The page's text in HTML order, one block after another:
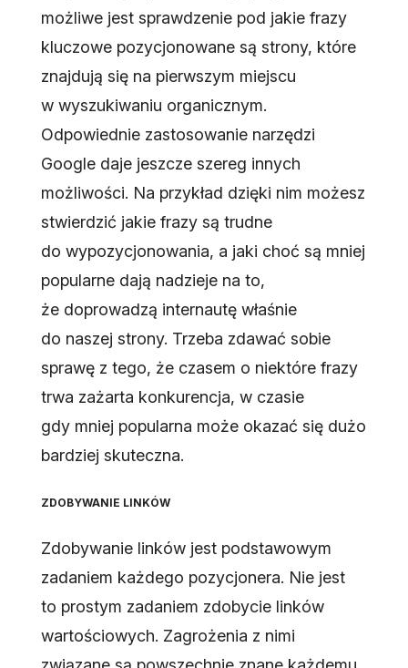
możliwe jest sprawdzenie pod jakie frazy
kluczowe pozycjonowane są strony, które
znajdują się na pierwszym miejscu
w wyszukiwaniu organicznym.
Odpowiednie zastosowanie narzędzi
Google daje jeszcze szereg innych
możliwości. Na przykład dzięki nim możesz
stwierdzić jakie frazy są trudne
do wypozycjonowania, a jaki choć są mniej
popularne dają nadzieje na to,
że doprowadzą internautę właśnie
do naszej strony. Trzeba zdawać sobie
sprawę z tego, że czasem o niektóre frazy
trwa zażarta konkurencja, w czasie
gdy mniej popularna może okazać się dużo
bardziej skuteczna.
ZDOBYWANIE LINKÓW
Zdobywanie linków jest podstawowym
zadaniem każdego pozycjonera. Nie jest
to prostym zadaniem zdobycie linków
wartościowych. Zagrożenia z nimi